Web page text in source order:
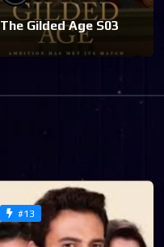
The Gilded Age S03
#13